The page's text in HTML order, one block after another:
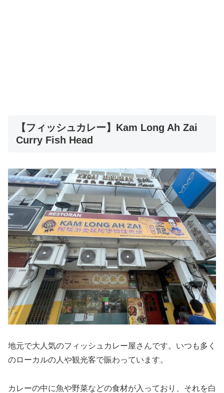
【フィッシュカレー】Kam Long Ah Zai
Curry Fish Head
地元で大人気のフィッシュカレー屋さんです。いつも多く
のローカルの人や観光客で賑わっています。
カレーの中に魚や野菜などの食材が入っており、それを白